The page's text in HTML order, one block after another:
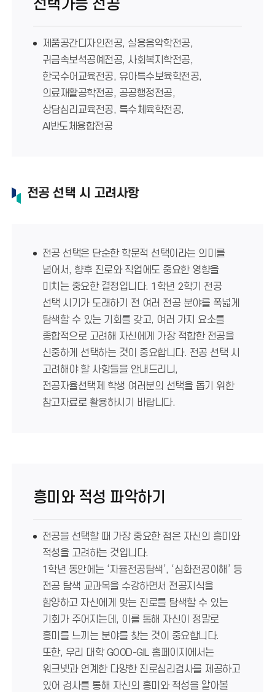
선택가능 전공
제품공간디자인전공, 실용음악학전공,
귀금속보석공예전공, 사회복지학전공,
한국수어교육전공, 유아특수보육학전공,
의료재활공학전공, 공공행정전공,
상담심리교육전공, 특수체육학전공,
AI반도체융합전공
전공 선택 시 고려사항
전공 선택은 단순한 학문적 선택이라는 의미를
넘어서, 향후 진로와 직업에도 중요한 영향을
미치는 중요한 결정입니다. 1학년 2학기 전공
선택 시기가 도래하기 전 여러 전공 분야를 폭넓게
탐색할 수 있는 기회를 갖고, 여러 가지 요소를
종합적으로 고려해 자신에게 가장 적합한 전공을
신중하게 선택하는 것이 중요합니다. 전공 선택 시
고려해야 할 사항들을 안내드리니,
전공자율선택제 학생 여러분의 선택을 돕기 위한
참고자료로 활용하시기 바랍니다.
흥미와 적성 파악하기
전공을 선택할 때 가장 중요한 점은 자신의 흥미와
적성을 고려하는 것입니다.
1학년 동안에는 ‘자율전공탐색’, ‘심화전공이해’ 등
전공 탐색 교과목을 수강하면서 전공지식을
함양하고 자신에게 맞는 진로를 탐색할 수 있는
기회가 주어지는데, 이를 통해 자신이 정말로
흥미를 느끼는 분야를 찾는 것이 중요합니다.
또한, 우리 대학 GOOD-GIL 홈페이지에서는
워크넷과 연계한 다양한 진로심리검사를 제공하고
있어 검사를 통해 자신의 흥미와 적성을 알아볼